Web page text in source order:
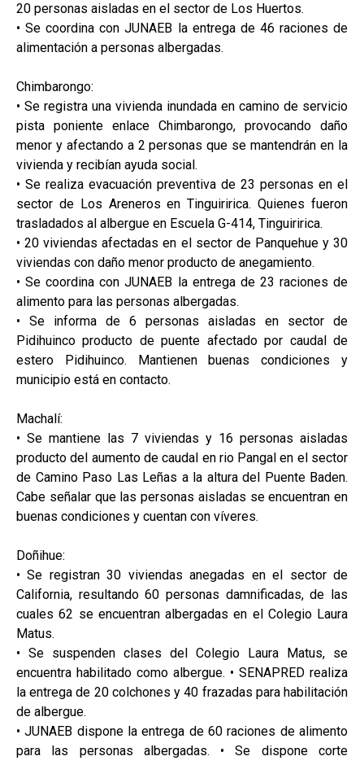
20 personas aisladas en el sector de Los Huertos.
• Se coordina con JUNAEB la entrega de 46 raciones de
alimentación a personas albergadas.
Chimbarongo:
• Se registra una vivienda inundada en camino de servicio
pista poniente enlace Chimbarongo, provocando daño
menor y afectando a 2 personas que se mantendrán en la
vivienda y recibían ayuda social.
• Se realiza evacuación preventiva de 23 personas en el
sector de Los Areneros en Tinguiririca. Quienes fueron
trasladados al albergue en Escuela G-414, Tinguiririca.
• 20 viviendas afectadas en el sector de Panquehue y 30
viviendas con daño menor producto de anegamiento.
• Se coordina con JUNAEB la entrega de 23 raciones de
alimento para las personas albergadas.
• Se informa de 6 personas aisladas en sector de
Pidihuinco producto de puente afectado por caudal de
estero Pidihuinco. Mantienen buenas condiciones y
municipio está en contacto.
Machalí:
• Se mantiene las 7 viviendas y 16 personas aisladas
producto del aumento de caudal en rio Pangal en el sector
de Camino Paso Las Leñas a la altura del Puente Baden.
Cabe señalar que las personas aisladas se encuentran en
buenas condiciones y cuentan con víveres.
Doñihue:
• Se registran 30 viviendas anegadas en el sector de
California, resultando 60 personas damnificadas, de las
cuales 62 se encuentran albergadas en el Colegio Laura
Matus.
• Se suspenden clases del Colegio Laura Matus, se
encuentra habilitado como albergue. • SENAPRED realiza
la entrega de 20 colchones y 40 frazadas para habilitación
de albergue.
• JUNAEB dispone la entrega de 60 raciones de alimento
para las personas albergadas. • Se dispone corte